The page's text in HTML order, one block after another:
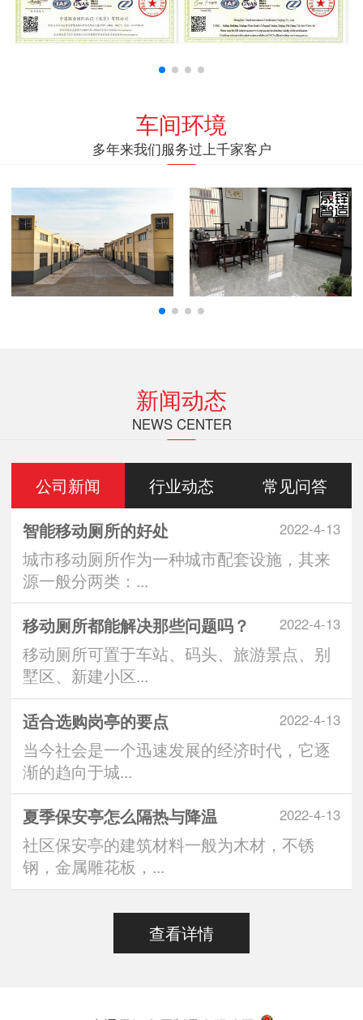
车间环境
多年来我们服务过上千家客户
新闻动态
NEWS CENTER
公司新闻 行业动态 常见问答
2022-4-13
智能移动厕所的好处
城市移动厕所作为一种城市配套设施，其来
源一般分两类：...
2022-4-13
移动厕所都能解决那些问题吗？
移动厕所可置于车站、码头、旅游景点、别
墅区、新建小区...
2022-4-13
适合选购岗亭的要点
当今社会是一个迅速发展的经济时代，它逐
渐的趋向于城...
2022-4-13
夏季保安亭怎么隔热与降温
社区保安亭的建筑材料一般为木材，不锈
钢，金属雕花板，...
查看详情